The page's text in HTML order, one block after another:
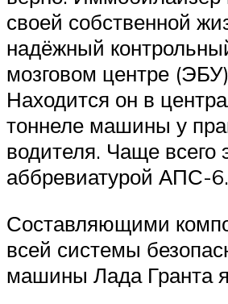
своей собственной
надёжный
мозговом центре
Находится он в
тоннеле машины у
водителя. Чаще всего
аббревиатурой АПС-6.
Составляющими
всей системы
машины Лада Гранта